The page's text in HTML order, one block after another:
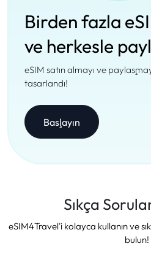
Birden fazla
ve herkesle
eSIM satın almayı ve
tasarlandı!
Başlayın
Sıkça
eSIM4Travel'i kolayca kullanın ve
bulun!